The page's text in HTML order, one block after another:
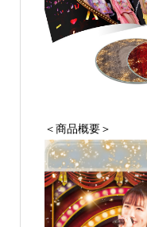
＜商品概要＞